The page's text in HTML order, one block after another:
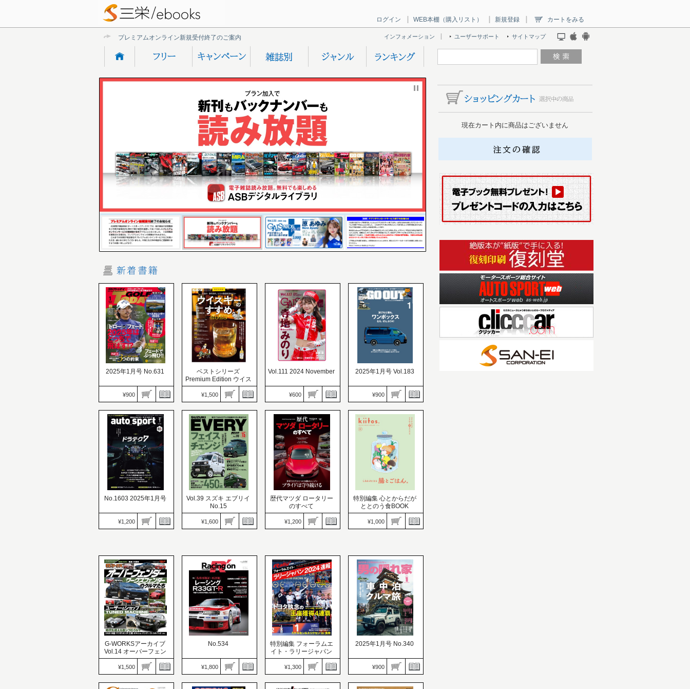
ログイン WEB本棚（購入リスト） 新規登録 カートをみる
インフォメーション ユーザーサポート サイトマップ
プレミアムオンライン新規受付終了のご案内
GOLF TODAY（ゴルフト
価格：900円
発売日：2024.12.05
『ドロー』or『フェー
ド』2025年はどっちで飛
2025年1月号 No.631
¥900
男の隠れ家 特別編集
価格：1,500円
発売日：2024.12.03
至高の一杯を知り、大人
の教養を深めたい
ベストシリーズ
Premium Edition ウイス
キーのすすめ。2025
¥1,500
PLUS（ギャルパラプラ
価格：600円
発売日：2024.11.30
Special Editor 寺地みのり
Vol.111 2024 November
¥600
GO OUT（ゴーアウト）
価格：900円
発売日：2024.11.29
遊びも仕事も、ワンボッ
クスならぜんぶOK！
2025年1月号 Vol.183
¥900
AUTO SPORT（オート
五感を駆使し、究極を追
い求める7人の流儀─ドラ
テク7
No.1603 2025年1月号
¥1,200
発売日：2024.11.28
好みの顔面に生まれ変わ
る！ フェイスチェンジ
Vol.39 スズキ エブリイ
No.15
¥1,600
ニューモデル速報 歴代シ
世界でただひとつの奇跡
のエンジン プライドは守
り続ける
歴代マツダ ロータリー
のすべて
¥1,200
発売日：2024.11.28
しあわせになる腸とごは
ん。
特別編集 心とからだが
ととのう食BOOK
¥1,000
価格：1,500円
G-WORKSアーカイブ
Vol.14 オーバーフェン
ダー／ワークスフェン
ダーのクルマたち
¥1,500
Racing on（レーシングオ
価格：1,800円
No.534
¥1,800
特別編集 フォーラムエ
イト・ラリージャパン
2024 速報
¥1,300
男の隠れ家
2025年1月号 No.340
¥900
現在カート内に商品はございません